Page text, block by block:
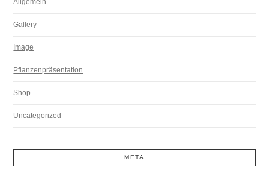
Gallery
Image
Pflanzenpräsentation
Shop
Uncategorized
META